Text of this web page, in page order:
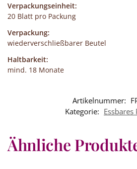
Verpackungseinheit:
20 Blatt pro Packung
Verpackung:
wiederverschließbarer Beutel
Haltbarkeit:
mind. 18 Monate
Artikelnummer:
Kategorie: Essbares
Ähnliche